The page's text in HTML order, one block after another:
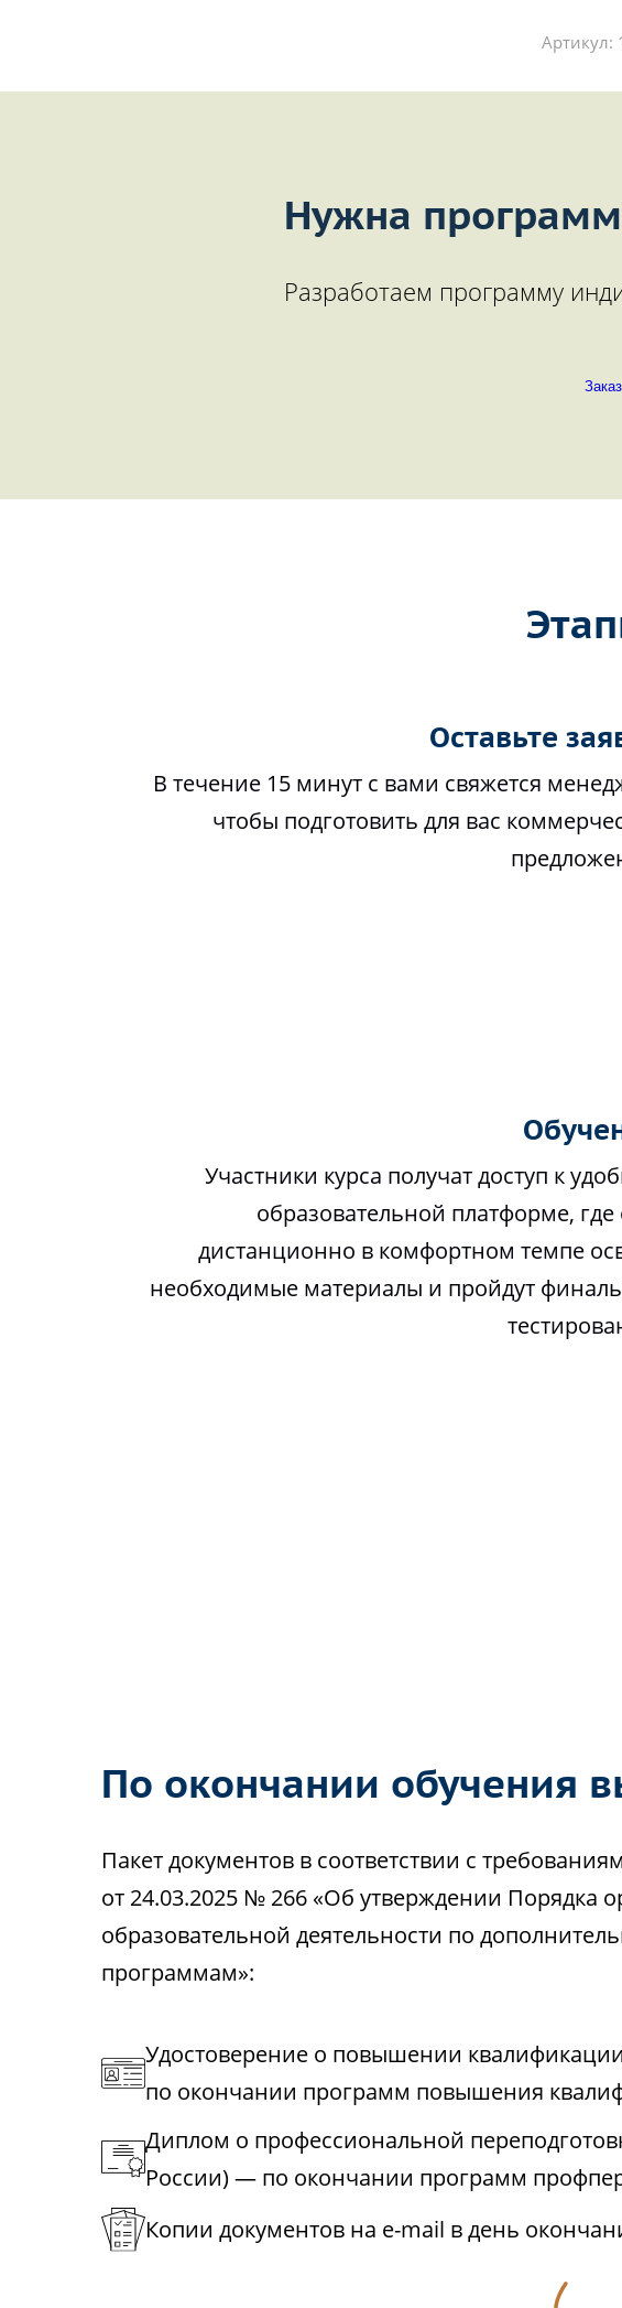
Артикул:
Нужна
Разработаем программу
Оставьте
В течение 15 минут с вами свяжется
чтобы подготовить для вас
Участники курса получат доступ к
образовательной платформе, где
дистанционно в комфортном темпе
необходимые материалы и пройдут
По окончании обучения
Пакет документов в соответствии с
от 24.03.2025 № 266 «Об утверждении Порядка
образовательной деятельности по
программам»:
Удостоверение о повышении
по окончании программ повышения
Диплом о профессиональной
России) — по окончании программ
Копии документов на e-mail в день